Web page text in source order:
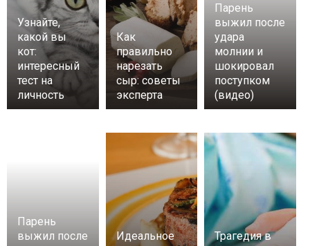
Узнайте,
какой вы
кот:
интересный
тест на
личность
Как
правильно
нарезать
сыр: советы
эксперта
Парень
выжил после
удара
молнии и
шокировал
поступком
(видео)
Парень
выжил после
Идеальное
Трагедия в